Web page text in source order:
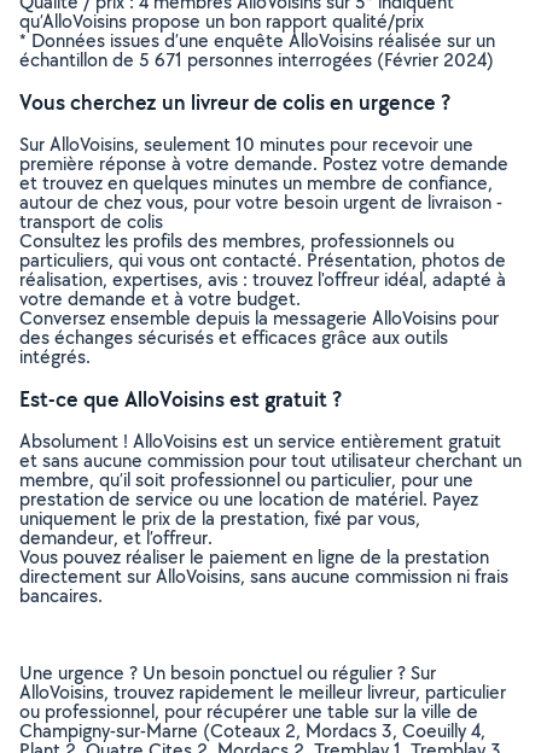
qu’AlloVoisins propose un bon rapport qualité/prix
* Données issues d’une enquête AlloVoisins réalisée sur un
échantillon de 5 671 personnes interrogées (Février 2024)
Vous cherchez un livreur de colis en urgence ?
Sur AlloVoisins, seulement 10 minutes pour recevoir une
première réponse à votre demande. Postez votre demande
et trouvez en quelques minutes un membre de confiance,
autour de chez vous, pour votre besoin urgent de livraison -
transport de colis
Consultez les profils des membres, professionnels ou
particuliers, qui vous ont contacté. Présentation, photos de
réalisation, expertises, avis : trouvez l'offreur idéal, adapté à
votre demande et à votre budget.
Conversez ensemble depuis la messagerie AlloVoisins pour
des échanges sécurisés et efficaces grâce aux outils
intégrés.
Est-ce que AlloVoisins est gratuit ?
Absolument ! AlloVoisins est un service entièrement gratuit
et sans aucune commission pour tout utilisateur cherchant un
membre, qu’il soit professionnel ou particulier, pour une
prestation de service ou une location de matériel. Payez
uniquement le prix de la prestation, fixé par vous,
demandeur, et l’offreur.
Vous pouvez réaliser le paiement en ligne de la prestation
directement sur AlloVoisins, sans aucune commission ni frais
bancaires.
Une urgence ? Un besoin ponctuel ou régulier ? Sur
AlloVoisins, trouvez rapidement le meilleur livreur, particulier
ou professionnel, pour récupérer une table sur la ville de
Champigny-sur-Marne (Coteaux 2, Mordacs 3, Coeuilly 4,